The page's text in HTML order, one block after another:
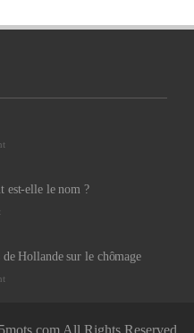
est-elle le nom ?
Hollande sur le chômage
All Rights Reserved.